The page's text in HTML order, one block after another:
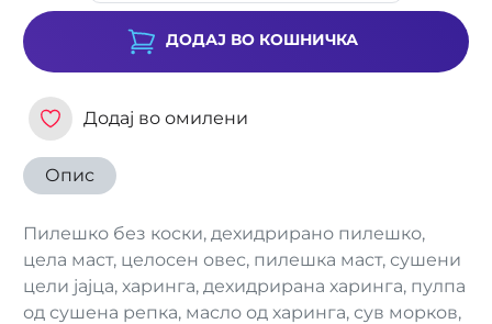
ДОДАЈ ВО КОШНИЧКА
Додај во омилени
Опис
Пилешко без коски, дехидрирано пилешко,
цела маст, целосен овес, пилешка маст, сушени
цели јајца, харинга, дехидрирана харинга, пулпа
од сушена репка, масло од харинга, сув морков,